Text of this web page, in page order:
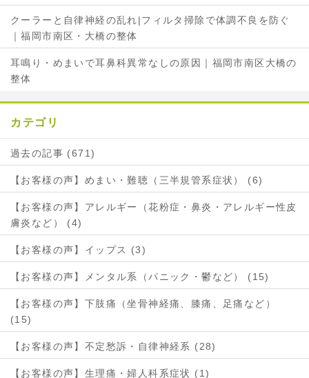
クーラーと自律神経の乱れ|フィルタ掃除で体調不良を防ぐ
｜福岡市南区・大橋の整体
耳鳴り・めまいで耳鼻科異常なしの原因｜福岡市南区大橋の
整体
カテゴリ
過去の記事 (671)
【お客様の声】めまい・難聴（三半規管系症状） (6)
【お客様の声】アレルギー（花粉症・鼻炎・アレルギー性皮
膚炎など） (4)
【お客様の声】イップス (3)
【お客様の声】メンタル系（パニック・鬱など） (15)
【お客様の声】下肢痛（坐骨神経痛、膝痛、足痛など）
(15)
【お客様の声】不定愁訴・自律神経系 (28)
【お客様の声】生理痛・婦人科系症状 (1)